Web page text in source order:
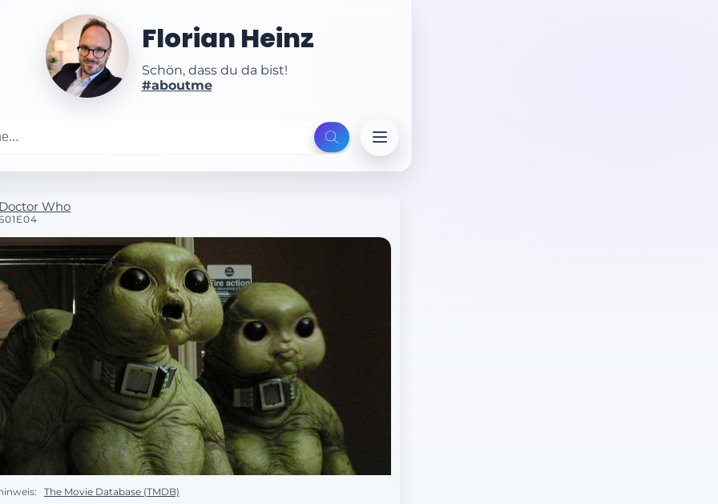
Florian Heinz
Schön, dass du da bist!
#aboutme
Doctor Who
The Movie Database (TMDB)